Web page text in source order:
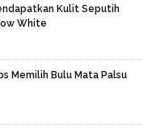
Kulit Seputih
White
Memilih Bulu Mata Palsu